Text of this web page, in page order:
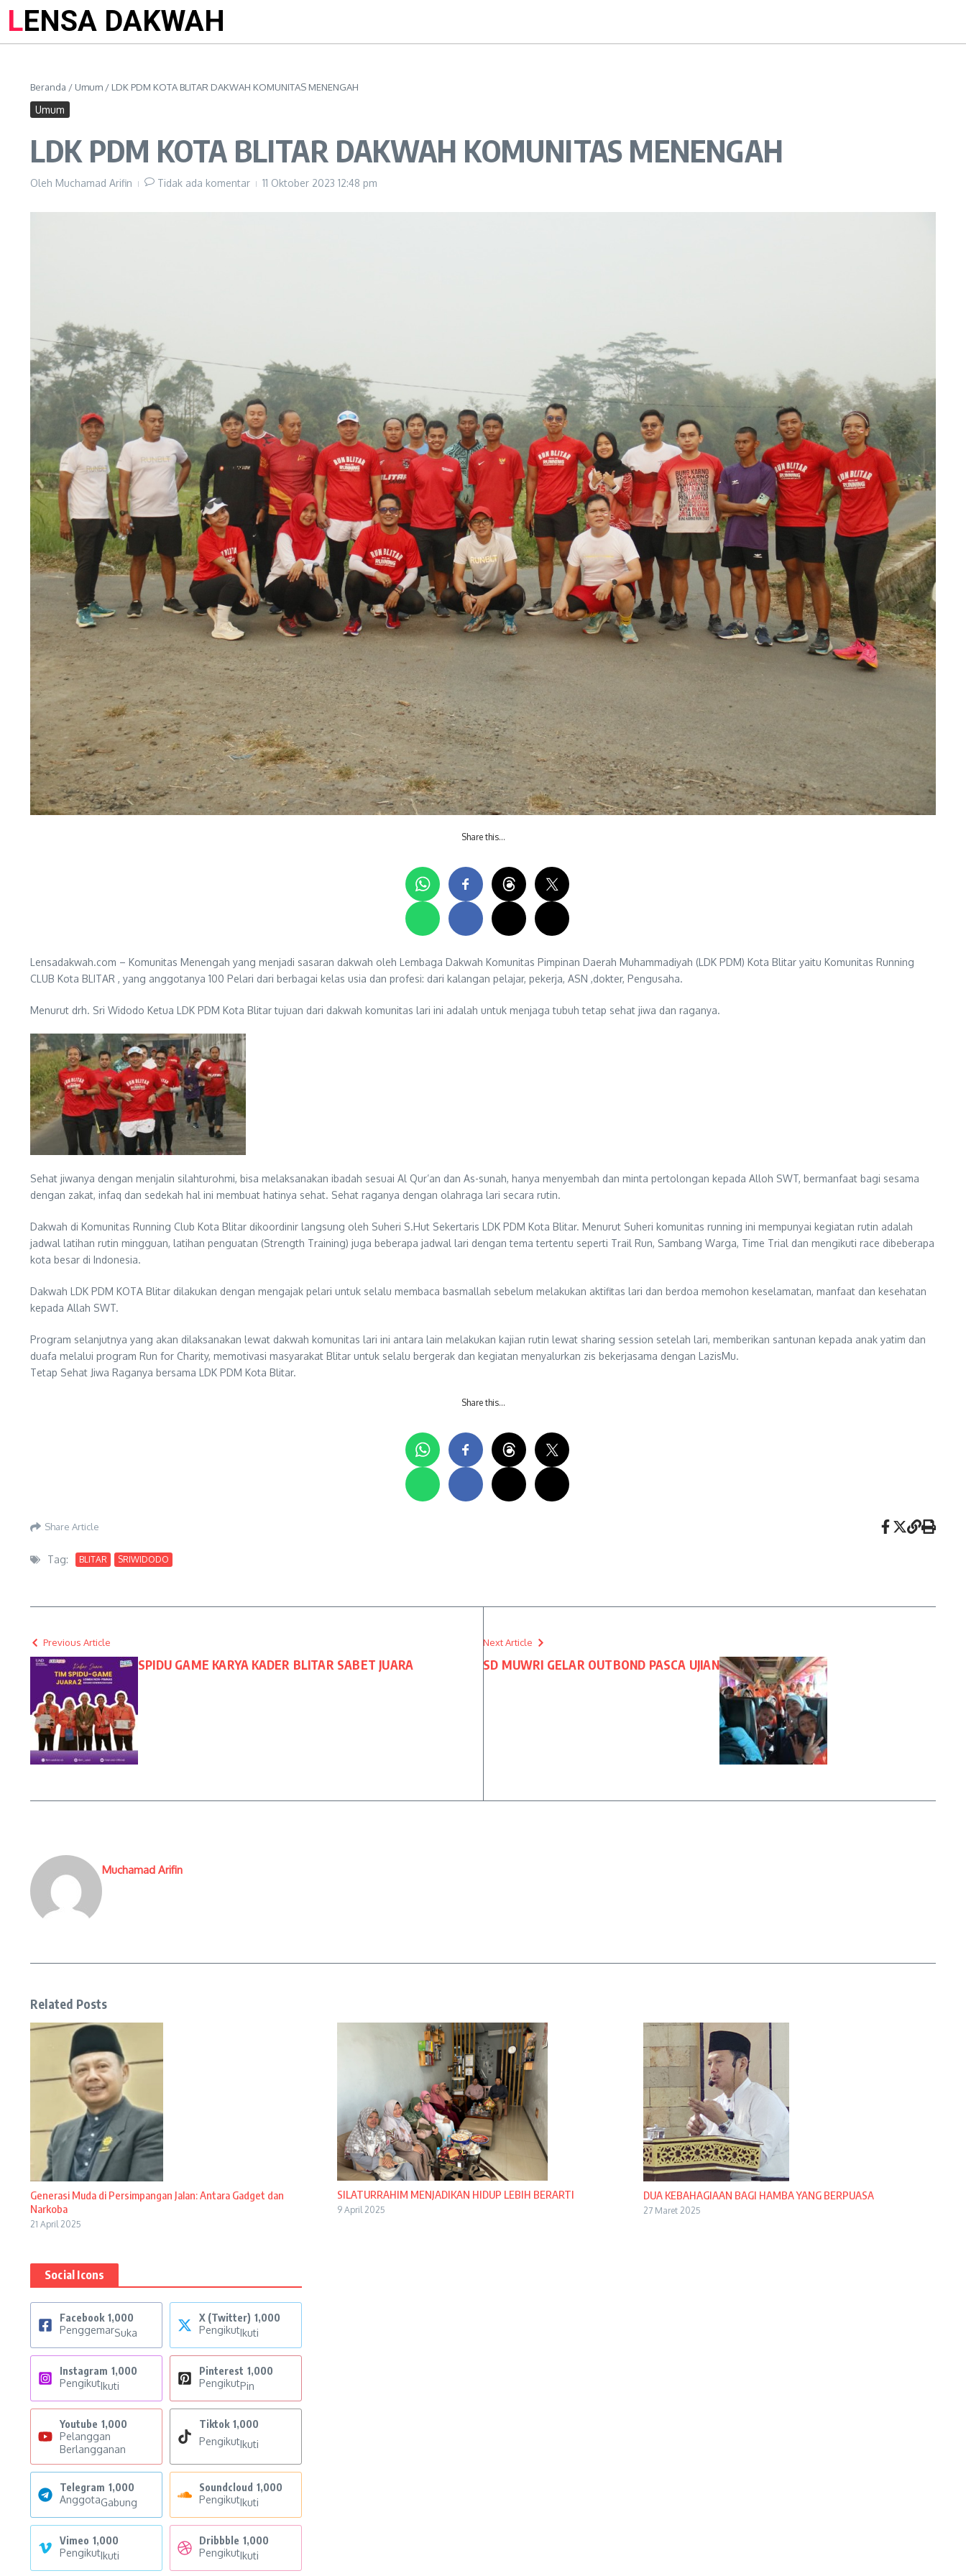
LENSA DAKWAH
Beranda / Umum / LDK PDM KOTA BLITAR DAKWAH KOMUNITAS MENENGAH
Umum
LDK PDM KOTA BLITAR DAKWAH KOMUNITAS MENENGAH
Oleh Muchamad Arifin Tidak ada komentar 11 Oktober 2023 12:48 pm
Share this…
Lensadakwah.com – Komunitas Menengah yang menjadi sasaran dakwah oleh Lembaga Dakwah Komunitas Pimpinan Daerah Muhammadiyah (LDK PDM) Kota Blitar yaitu Komunitas Running
CLUB Kota BLITAR , yang anggotanya 100 Pelari dari berbagai kelas usia dan profesi: dari kalangan pelajar, pekerja, ASN ,dokter, Pengusaha.
Menurut drh. Sri Widodo Ketua LDK PDM Kota Blitar tujuan dari dakwah komunitas lari ini adalah untuk menjaga tubuh tetap sehat jiwa dan raganya.
Sehat jiwanya dengan menjalin silahturohmi, bisa melaksanakan ibadah sesuai Al Qur’an dan As-sunah, hanya menyembah dan minta pertolongan kepada Alloh SWT, bermanfaat bagi sesama
dengan zakat, infaq dan sedekah hal ini membuat hatinya sehat. Sehat raganya dengan olahraga lari secara rutin.
Dakwah di Komunitas Running Club Kota Blitar dikoordinir langsung oleh Suheri S.Hut Sekertaris LDK PDM Kota Blitar. Menurut Suheri komunitas running ini mempunyai kegiatan rutin adalah
jadwal latihan rutin mingguan, latihan penguatan (Strength Training) juga beberapa jadwal lari dengan tema tertentu seperti Trail Run, Sambang Warga, Time Trial dan mengikuti race dibeberapa
kota besar di Indonesia.
Dakwah LDK PDM KOTA Blitar dilakukan dengan mengajak pelari untuk selalu membaca basmallah sebelum melakukan aktifitas lari dan berdoa memohon keselamatan, manfaat dan kesehatan
kepada Allah SWT.
Program selanjutnya yang akan dilaksanakan lewat dakwah komunitas lari ini antara lain melakukan kajian rutin lewat sharing session setelah lari, memberikan santunan kepada anak yatim dan
duafa melalui program Run for Charity, memotivasi masyarakat Blitar untuk selalu bergerak dan kegiatan menyalurkan zis bekerjasama dengan LazisMu.
Tetap Sehat Jiwa Raganya bersama LDK PDM Kota Blitar.
Share this…
Share Article
Tag: BLITAR SRIWIDODO
Previous Article
SPIDU GAME KARYA KADER BLITAR SABET JUARA
Next Article
SD MUWRI GELAR OUTBOND PASCA UJIAN
Muchamad Arifin
Related Posts
Generasi Muda di Persimpangan Jalan: Antara Gadget dan
Narkoba
21 April 2025
SILATURRAHIM MENJADIKAN HIDUP LEBIH BERARTI
9 April 2025
DUA KEBAHAGIAAN BAGI HAMBA YANG BERPUASA
27 Maret 2025
Social Icons
Facebook 1,000
PenggemarSuka
X (Twitter) 1,000
PengikutIkuti
Instagram 1,000
PengikutIkuti
Pinterest 1,000
PengikutPin
Youtube 1,000
Pelanggan
Berlangganan
Tiktok 1,000
PengikutIkuti
Telegram 1,000
AnggotaGabung
Soundcloud 1,000
PengikutIkuti
Vimeo 1,000
PengikutIkuti
Dribbble 1,000
PengikutIkuti